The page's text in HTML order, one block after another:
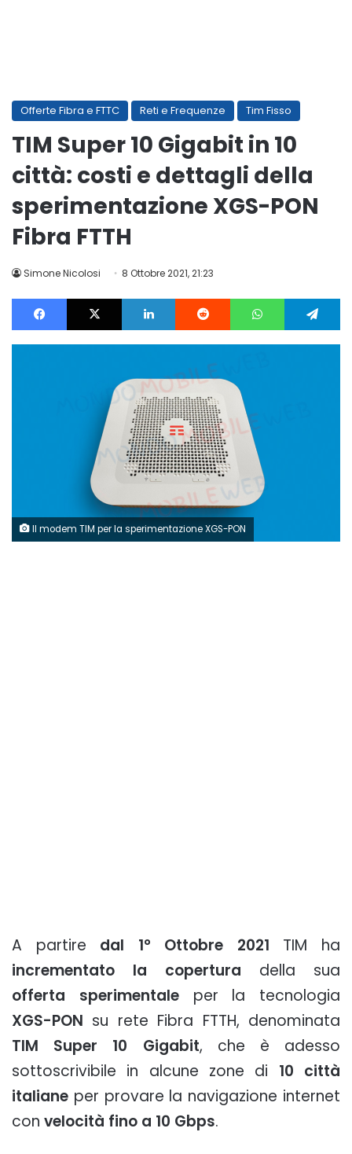
Offerte Fibra e FTTC Reti e Frequenze Tim Fisso
TIM Super 10 Gigabit in 10
città: costi e dettagli della
sperimentazione XGS-PON
Fibra FTTH
Simone Nicolosi 8 Ottobre 2021, 21:23
Facebook X LinkedIn Reddit WhatsApp
Il modem TIM per la sperimentazione XGS-PON
A partire dal 1° Ottobre 2021 TIM ha
incrementato la copertura della sua
offerta sperimentaleper la tecnologia
XGS-PON su rete Fibra FTTH, denominata
TIM Super 10 Gigabit, che è adesso
sottoscrivibile in alcune zone di 10 città
italiane per provare la navigazione internet
con velocità fino a 10 Gbps.